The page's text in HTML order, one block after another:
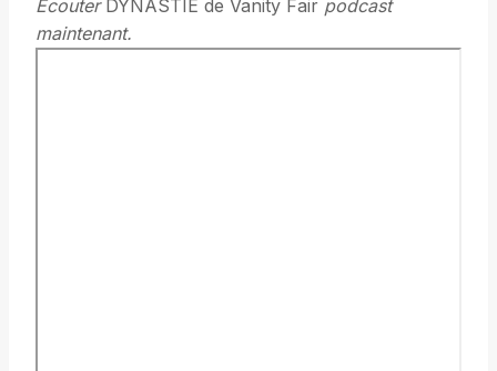
EcouterDYNASTIE de Vanity Fair podcast
maintenant.